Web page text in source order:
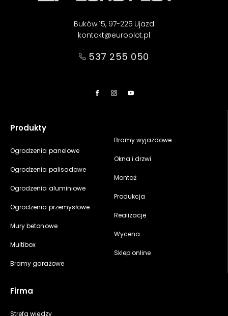
Buków 15, 97-225 Ujazd
kontakt@europlot.pl
537 255 050
Produkty
Ogrodzenia panelowe
Ogrodzenia palisadowe
Ogrodzenia aluminiowe
Ogrodzenia przemysłowe
Mury betonowe
Multibox
Bramy garażowe
Bramy wyjazdowe
Okna i drzwi
Montaż
Produkcja
Realizacje
Wycena
Sklep online
Firma
Strefa wiedzy